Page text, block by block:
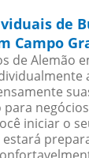
de
Campo
de Alemão
para
iniciar o
estará